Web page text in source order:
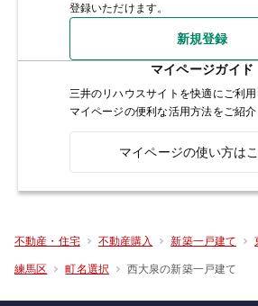
登録いただけます。
新規登録
マイページガイド
三井のリハウスサイトを快適にご利
マイページの便利な活用方法をご紹介
マイページの使い方は
不動産・住宅 不動産購入 新築一戸建て
練馬区 町名選択 西大泉の新築一戸建て